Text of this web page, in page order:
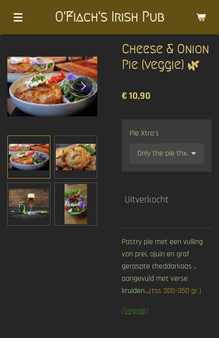
direct
naar
hoofdinhoud
O'Fiach's Irish Pub
Cheese & Onion
Pie (veggie) 🌿
€ 10,90
Pie Xtra's
Uitverkocht
Pastry pie met een vulling
van prei, ajuin en grof
geraspte cheddarkaas ..
aangevuld met verse
kruiden...(tss 300-350 gr.)
(Veggie)